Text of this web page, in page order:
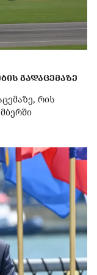
ᲒᲐᲓᲐᲪᲔᲛᲐᲖᲔ
რის